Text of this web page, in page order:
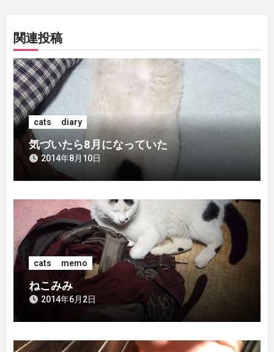
ビ
ゲ
ー
シ
ョ
関連投稿
cats diary
気づいたら8月になっていた
2014年8月10日
cats memo
ねこみみ
2014年6月2日